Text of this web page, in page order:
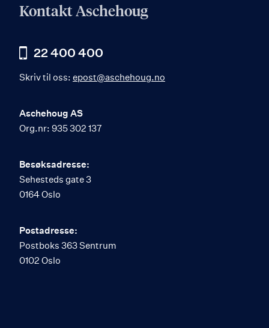
Kontakt Aschehoug
22 400 400
Skriv til oss: epost@aschehoug.no
Aschehoug AS
Org.nr: 935 302 137
Besøksadresse:
Sehesteds gate 3
0164 Oslo
Postadresse:
Postboks 363 Sentrum
0102 Oslo